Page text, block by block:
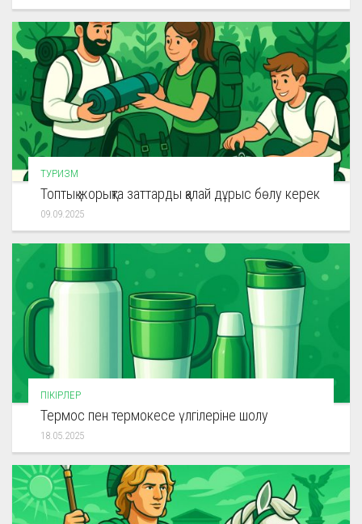
ТУРИЗМ
Топтық жорықта заттарды қалай дұрыс бөлу керек
09.09.2025
ПІКІРЛЕР
Термос пен термокесе үлгілеріне шолу
18.05.2025